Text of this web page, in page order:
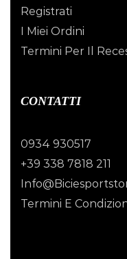
Registrati
I Miei Ordini
Termini Per Il
CONTATTI
0934 930517
+39 338 7818 211
Termini E